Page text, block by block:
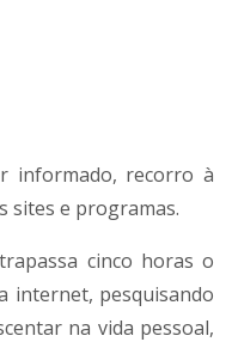
informado, recorro à
sites e programas.
cinco horas o
internet, pesquisando
na vida pessoal,